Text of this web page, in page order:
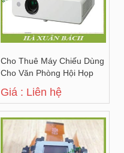
Cho Thuê Máy Chiếu Dùng
Cho Văn Phòng Hội Họp
Giá : Liên hệ